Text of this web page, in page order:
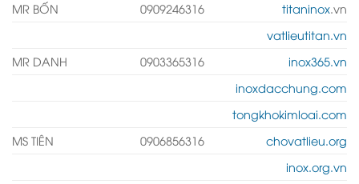
MR BỐN
0909246316 titaninox.vn
vatlieutitan.vn
MR DANH
0903365316
inox365.vn
inoxdacchung.com
tongkhokimloai.com
MS TIÊN
0906856316
chovatlieu.org
inox.org.vn